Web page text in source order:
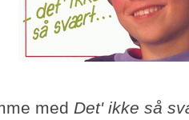
med Det' ikke så